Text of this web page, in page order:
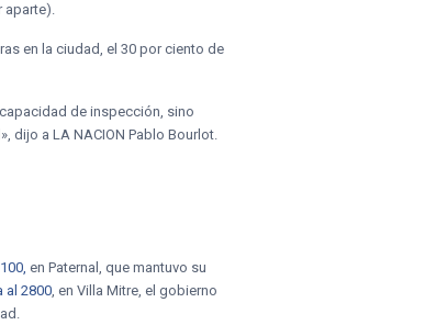
aparte).
en la ciudad, el 30 por ciento de
de inspección, sino
dijo a LA NACION Pablo Bourlot.
en Paternal, que mantuvo su
al 2800, en Villa Mitre, el gobierno